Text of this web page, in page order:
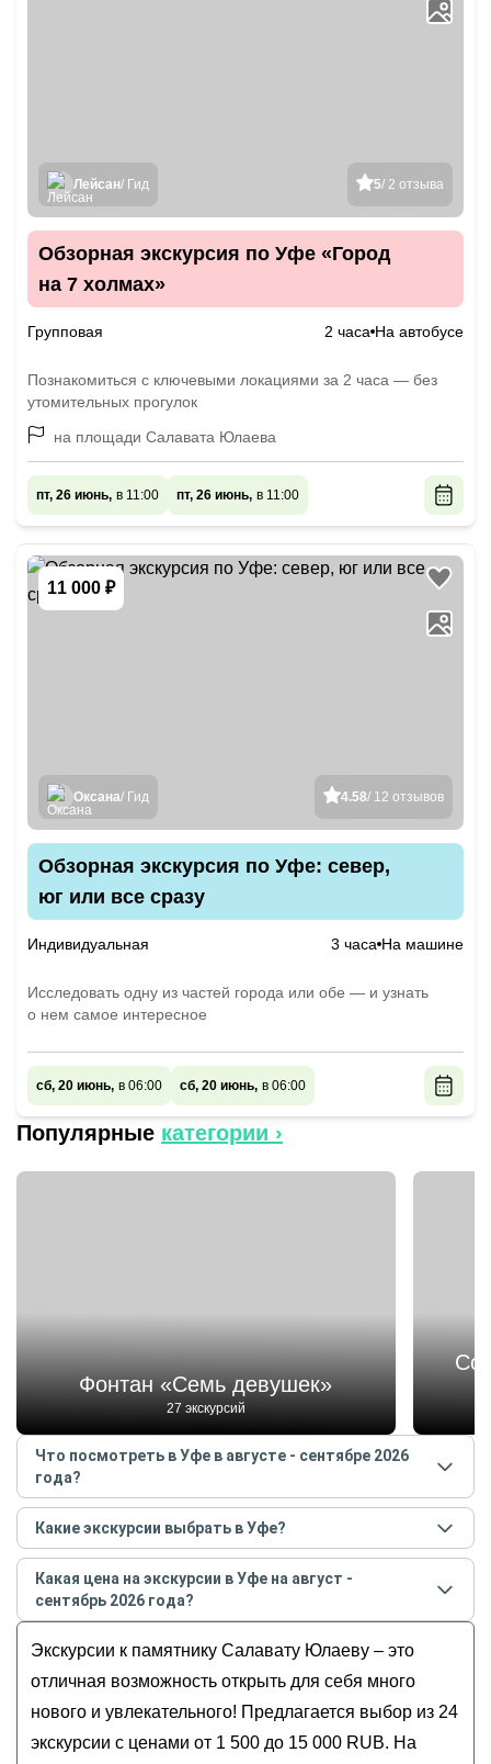
5/ 2 отзыва
Лейсан/ Гид
Обзорная экскурсия по Уфе «Город
на 7 холмах»
Групповая 2 часа На автобусе
Познакомиться с ключевыми локациями за 2 часа — без
утомительных прогулок
на площади Салавата Юлаева
пт, 26 июнь, в 11:00 пт, 26 июнь, в 11:00
11 000 ₽
4.58/ 12 отзывов
Оксана/ Гид
Обзорная экскурсия по Уфе: север,
юг или все сразу
Индивидуальная 3 часа На машине
Исследовать одну из частей города или обе — и узнать
о нем самое интересное
сб, 20 июнь, в 06:00 сб, 20 июнь, в 06:00
Популярные категории ›
Фонтан «Семь девушек»
27 экскурсий
Что посмотреть в Уфе в августе - сентябре 2026
года?
Самые популярные местав Уфев августе -
сентябре 2026года:
Фонтан «Семь девушек»
Собор Рождества Пресвятой Богородицы
Памятник Салавату Юлаеву
Арт-квадрат
Голубое озеро
Какие экскурсии выбрать в Уфе?
Самые популярные экскурсиив Уфев августе -
сентябре 2026года:
Три часа гостеприимства:обзорная с
дегустацией на минивене и подарком каждому.
Гастрономическое путешествие по Уфе: от
Вечерняя Уфа на автомобиле
Старая Уфа: индивидуальная обзорная
Какая цена на экскурсии в Уфе на август -
сентябрь 2026 года?
2026года от 1 500до 15 000 RUB
Экскурсии к памятнику Салавату Юлаеву – это
отличная возможность открыть для себя много
нового и увлекательного! Предлагается выбор из 24
экскурсии с ценами от 1 500 до 15 000 RUB. На